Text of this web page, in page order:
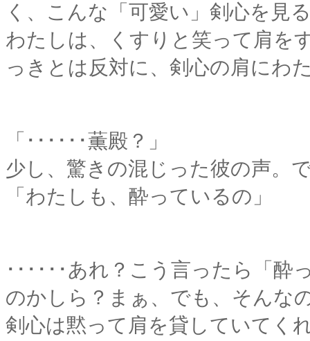
く、こんな「可愛い」剣心を見
わたしは、くすりと笑って肩を
っきとは反対に、剣心の肩にわ
「･･････薫殿？」
少し、驚きの混じった彼の声。
「わたしも、酔っているの」
･･････あれ？こう言ったら「
のかしら？まぁ、でも、そんな
剣心は黙って肩を貸していてく